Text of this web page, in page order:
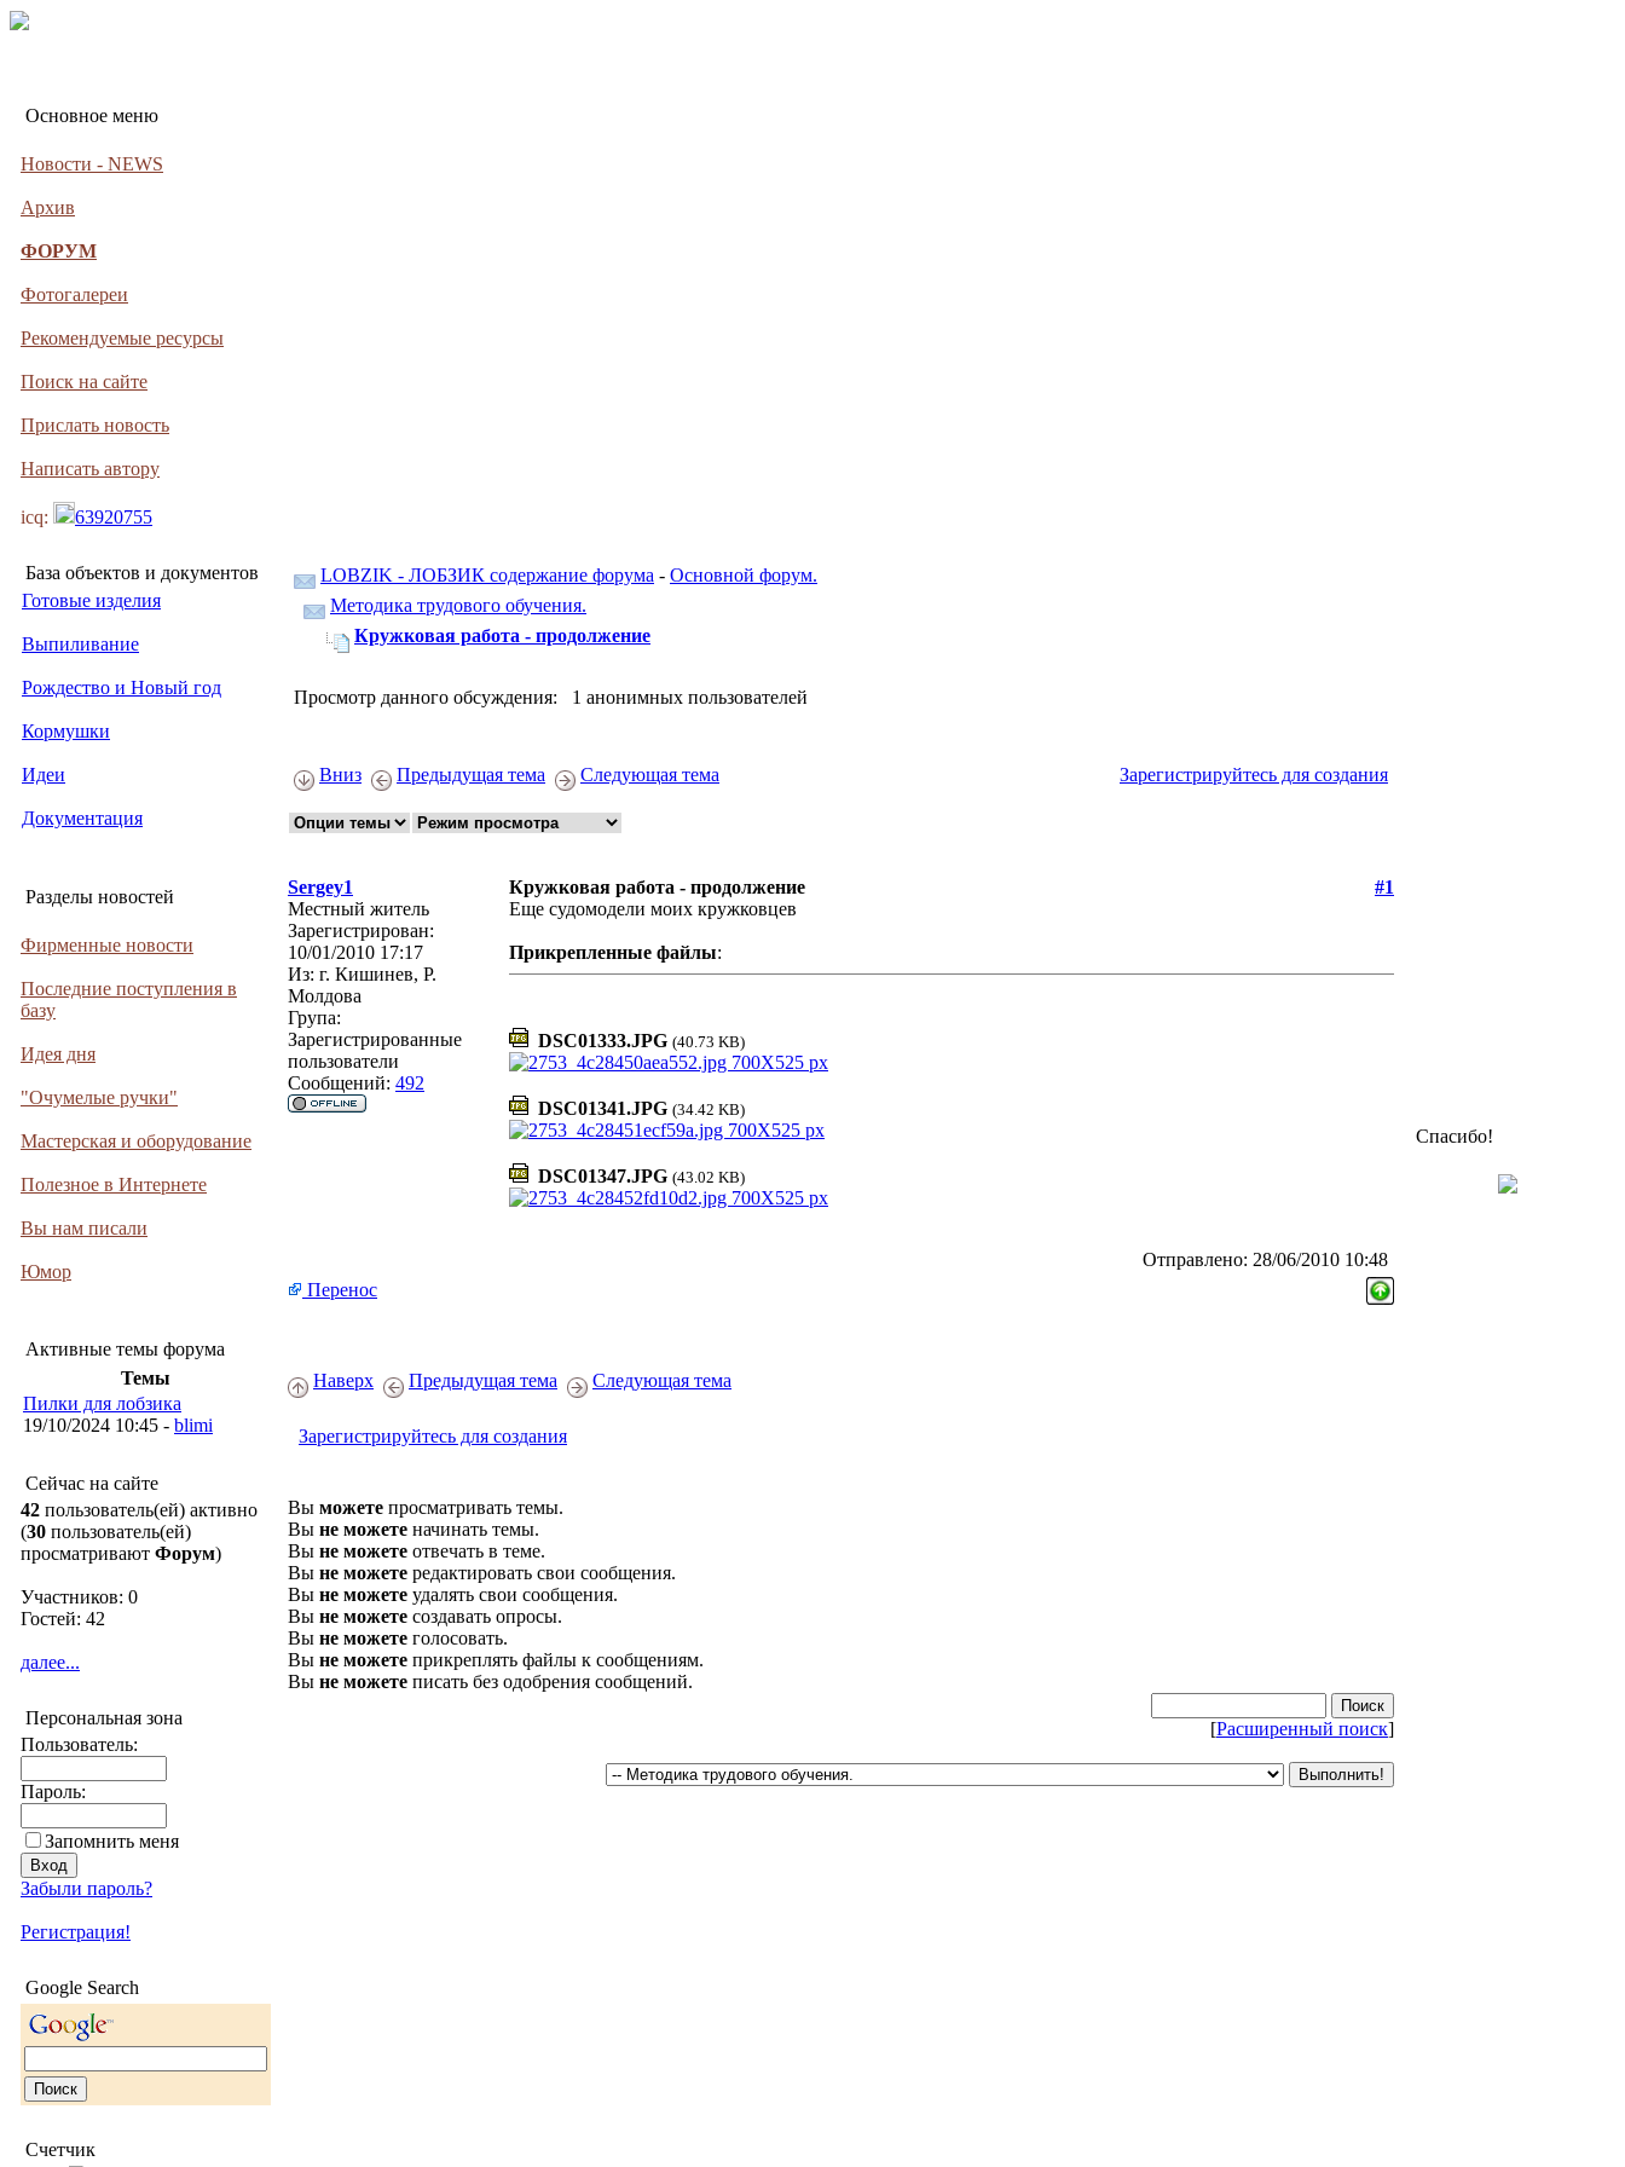
Основное меню
Новости - NEWS
Архив
ФОРУМ
Фотогалереи
Рекомендуемые ресурсы
Поиск на сайте
Прислать новость
Написать автору
icq: 63920755
База объектов и документов
Готовые изделия
Выпиливание
Рождество и Новый год
Кормушки
Идеи
Документация
Разделы новостей
Фирменные новости
Последние поступления в
базу
Идея дня
"Очумелые ручки"
Мастерская и оборудование
Полезное в Интернете
Вы нам писали
Юмор
Активные темы форума
Темы
Пилки для лобзика
19/10/2024 10:45 - blimi
Сейчас на сайте
42 пользователь(ей) активно
(30 пользователь(ей)
просматривают Форум)
Участников: 0
Гостей: 42
далее...
Персональная зона
Пользователь:
Пароль:
Запомнить меня
Забыли пароль?
Регистрация!
Google Search
Счетчик
LOBZIK - ЛОБЗИК содержание форума - Основной форум.
Методика трудового обучения.
Кружковая работа - продолжение
Просмотр данного обсуждения: 1 анонимных пользователей
Вниз Предыдущая тема Следующая тема Зарегистрируйтесь для создания
Sergey1 Кружковая работа - продолжение
#1
Местный житель
Зарегистрирован:
10/01/2010 17:17
Из: г. Кишинев, Р.
Молдова
Група:
Зарегистрированные
пользователи
Сообщений: 492
Еще судомодели моих кружковцев
Прикрепленные файлы:
DSC01333.JPG (40.73 KB)
DSC01341.JPG (34.42 KB)
DSC01347.JPG (43.02 KB)
Отправлено: 28/06/2010 10:48
Перенос
Наверх Предыдущая тема Следующая тема
Зарегистрируйтесь для создания
Вы можете просматривать темы.
Вы не можете начинать темы.
Вы не можете отвечать в теме.
Вы не можете редактировать свои сообщения.
Вы не можете удалять свои сообщения.
Вы не можете создавать опросы.
Вы не можете голосовать.
Вы не можете прикреплять файлы к сообщениям.
Вы не можете писать без одобрения сообщений.
[Расширенный поиск]
Спасибо!